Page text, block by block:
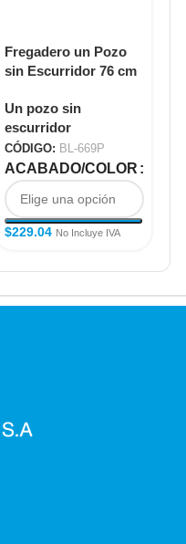
Fregadero un Pozo
sin Escurridor 76 cm
Un pozo sin
escurridor
CÓDIGO: BL-669P
ACABADO/COLOR
$229.04 No Incluye IVA